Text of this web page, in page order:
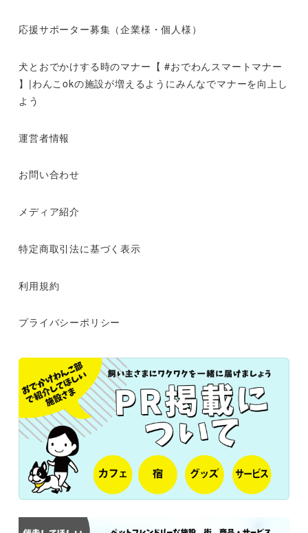
応援サポーター募集（企業様・個人様）
犬とおでかけする時のマナー【 #おでわんスマートマナー
】|わんこokの施設が増えるようにみんなでマナーを向上し
よう
運営者情報
お問い合わせ
メディア紹介
特定商取引法に基づく表示
利用規約
プライバシーポリシー